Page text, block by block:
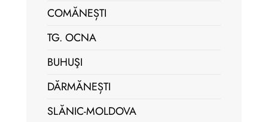
COMĂNEȘTI
TG. OCNA
BUHUŞI
DĂRMĂNEȘTI
SLĂNIC-MOLDOVA